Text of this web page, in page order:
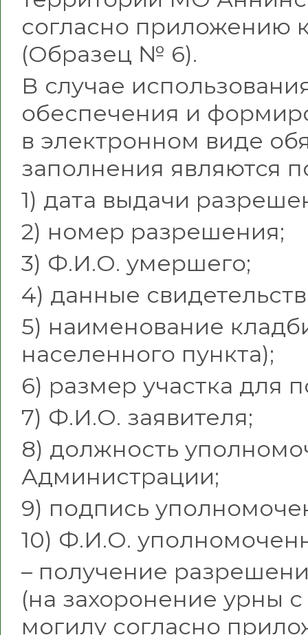
согласно приложению
(Образец № 6).
В случае
обеспечения и
в электронном виде
заполнения являются
1) дата выдачи
2) номер разрешения;
3) Ф.И.О. умершего;
4) данные
5) наименование
населенного пункта);
6) размер участка для
7) Ф.И.О. заявителя;
8) должность
Администрации;
9) подпись
10) Ф.И.О.
– получение
(на захоронение урны
могилу согласно